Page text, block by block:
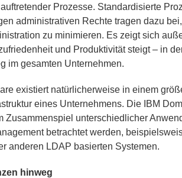
Prozesse. Standardisierte
administrativen Rechte tragen dazu
zu minimieren. Es zeigt sich
und Produktivität steigt – in
im gesamten Unternehmen.
existiert natürlicherweise in einem
eines Unternehmens. Die IBM
Zusammenspiel unterschiedlicher
betrachtet werden,
anderen LDAP basierten Systemen.
hinweg